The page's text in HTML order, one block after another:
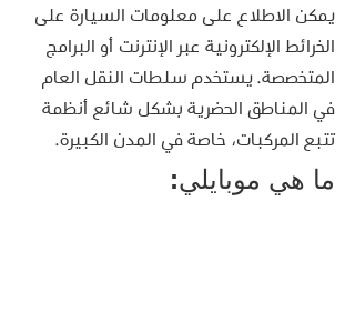
يمكن الاطلاع على معلومات السيارة على
الخرائط الإلكترونية عبر الإنترنت أو البرامج
المتخصصة. يستخدم سلطات النقل العام
في المناطق الحضرية بشكل شائع أنظمة
تتبع المركبات، خاصة في المدن الكبيرة.
ما هي موبايلي: